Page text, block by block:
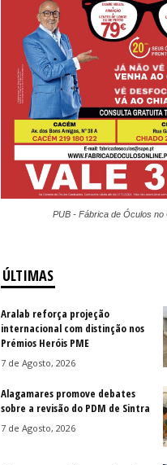
PUB - Fábrica de Óculos no
ÚLTIMAS
Aralab reforça projeção
internacional com distinção nos
Prémios Heróis PME
7 de Agosto, 2026
Alagamares promove debates
sobre a revisão do PDM de Sintra
7 de Agosto, 2026